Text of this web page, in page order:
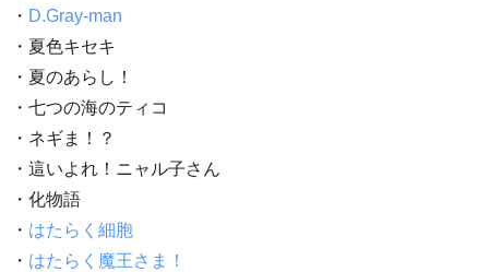
・ D.Gray-man
・夏色キセキ
・夏のあらし！
・七つの海のティコ
・ネギま！？
・這いよれ！ニャル子さん
・化物語
・ はたらく細胞
・ はたらく魔王さま！